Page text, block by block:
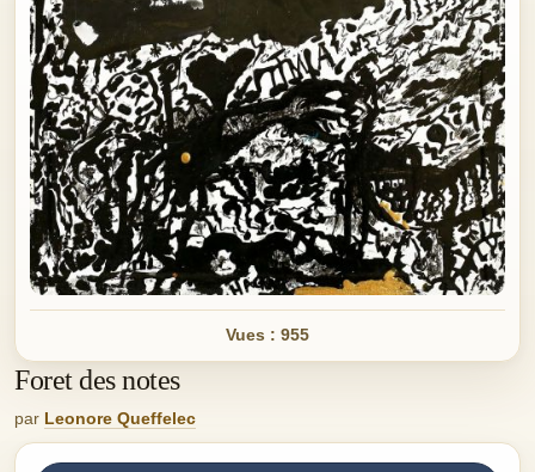
Vues : 955
Foret des notes
par Leonore Queffelec